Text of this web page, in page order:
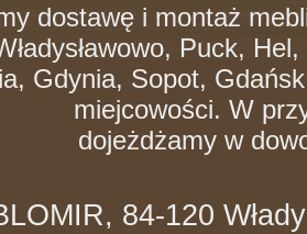
dostawę i montaż
Puck,
Gdynia, Sopot,
miejcowości. W
dojeżdżamy w
84-120